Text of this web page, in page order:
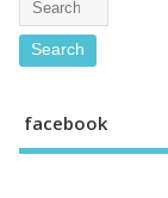
facebook